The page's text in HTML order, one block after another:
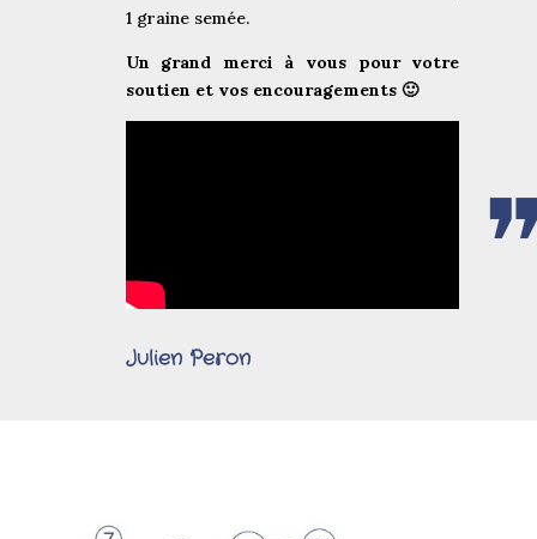
1 graine semée.
Un grand merci à vous pour votre
soutien et vos encouragements 🙂
Julien Peron